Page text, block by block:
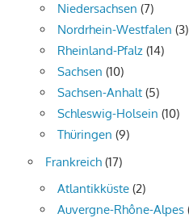
Niedersachsen (7)
Nordrhein-Westfalen (3)
Rheinland-Pfalz (14)
Sachsen (10)
Sachsen-Anhalt (5)
Schleswig-Holsein (10)
Thüringen (9)
Frankreich (17)
Atlantikküste (2)
Auvergne-Rhône-Alpes